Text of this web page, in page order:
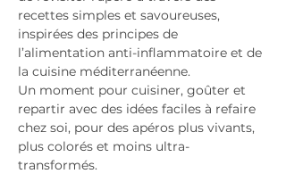
recettes simples et savoureuses,
inspirées des principes de
l’alimentation anti-inflammatoire et de
la cuisine méditerranéenne.
Un moment pour cuisiner, goûter et
repartir avec des idées faciles à refaire
chez soi, pour des apéros plus vivants,
plus colorés et moins ultra-
transformés.